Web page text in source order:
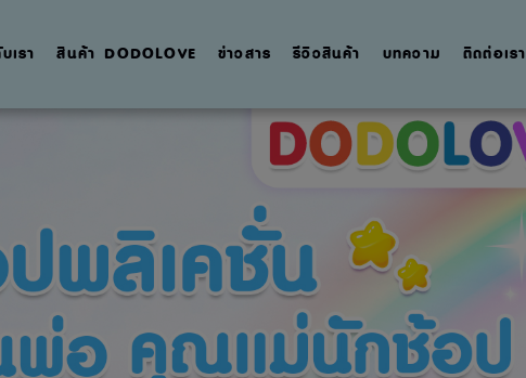
เรา สินค้า DODOLOVE ข่าวสาร รีวิวสินค้า บทความ ติดต่อเรา